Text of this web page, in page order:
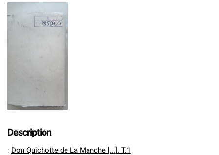
Description
: Don Quichotte de La Manche [...]. T.1